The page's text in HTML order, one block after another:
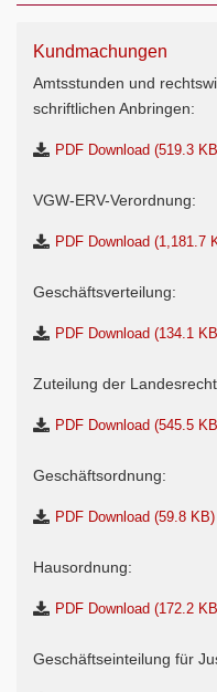
Kundmachungen
Amtsstunden und
schriftlichen Anbringen:
PDF Download (519.3
VGW-ERV-Verordnung:
PDF Download (1,181.7
Geschäftsverteilung:
PDF Download (134.1
Zuteilung der
PDF Download (545.5
Geschäftsordnung:
PDF Download (59.8 KB)
Hausordnung:
PDF Download (172.2
Geschäftseinteilung für